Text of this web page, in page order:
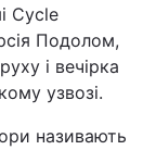
Cycle
Подолом,
і вечірка
узвозі.
називають